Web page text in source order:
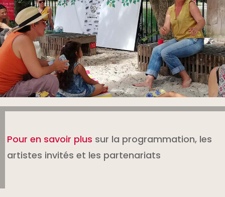
Pour en savoir plus sur la programmation, les
artistes invités et les partenariats